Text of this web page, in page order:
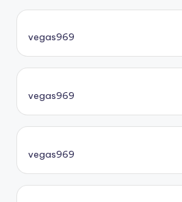
vegas969
vegas969
vegas969